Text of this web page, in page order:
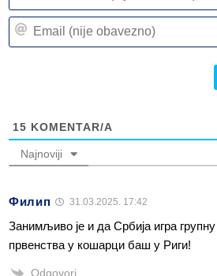
15 KOMENTAR/A
Najnoviji
Филип 31.03.2025. 17:42
Занимљиво је и да Србија игра
првенства у кошарци баш у Риги!
Odgovori